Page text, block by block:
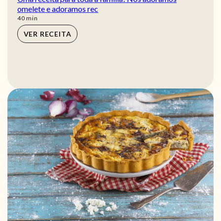
omelete e adoramos rec
40min
min
VER RECEITA